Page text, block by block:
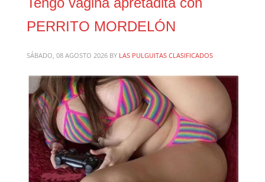
PERRITO MORDELÓN
SÁBADO, 08 AGOSTO 2026 BY LAS PULGUITAS CLASIFICADOS